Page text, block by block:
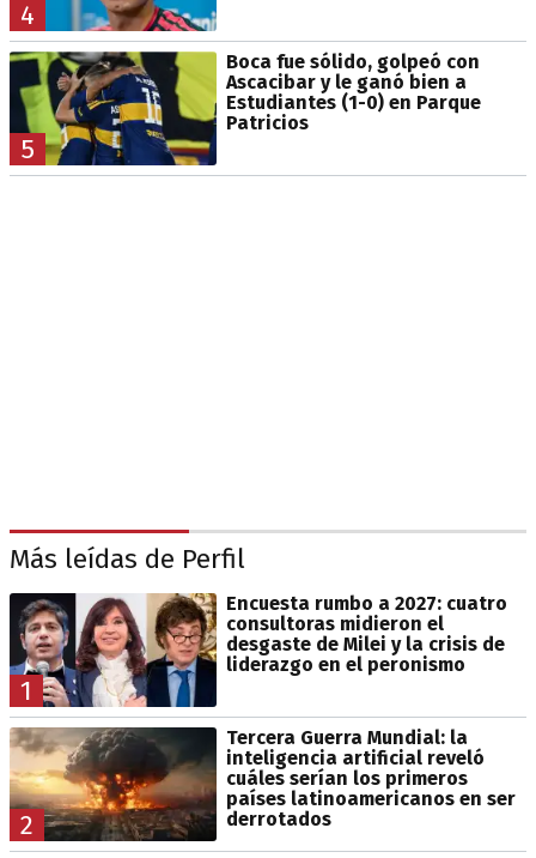
4
5
Boca fue sólido, golpeó con
Ascacibar y le ganó bien a
Estudiantes (1-0) en Parque
Patricios
Más leídas de Perfil
1
Encuesta rumbo a 2027: cuatro
consultoras midieron el
desgaste de Milei y la crisis de
liderazgo en el peronismo
2
Tercera Guerra Mundial: la
inteligencia artificial reveló
cuáles serían los primeros
países latinoamericanos en ser
derrotados